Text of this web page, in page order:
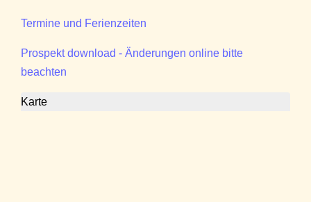
Termine und Ferienzeiten
Prospekt download - Änderungen online bitte
beachten
Karte